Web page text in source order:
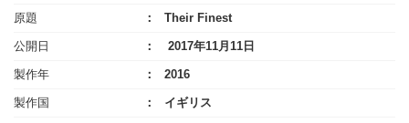
原題 Their Finest
公開日 2017年11月11日
製作年 2016
製作国 イギリス